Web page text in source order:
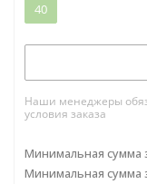
40
Наши менеджеры
условия заказа
Минимальная сумма
Минимальная сумма